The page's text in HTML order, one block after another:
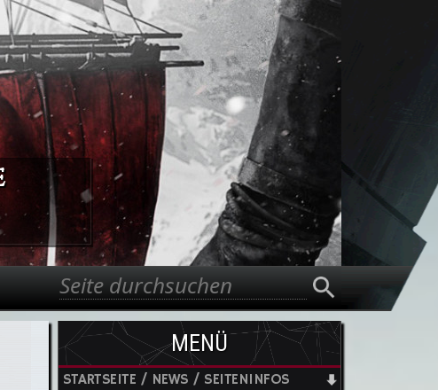
Suchformular
Suche
MENÜ
STARTSEITE / NEWS / SEITENINFOS